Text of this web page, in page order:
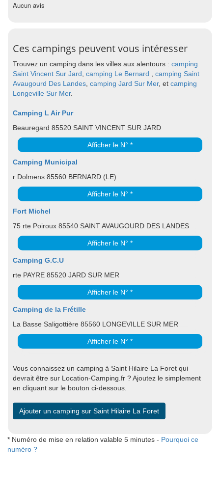
Aucun avis
Ces campings peuvent vous intéresser
Trouvez un camping dans les villes aux alentours : camping
Saint Vincent Sur Jard camping Le Bernard
camping Saint
Avaugourd Des Landes camping Jard Sur Mer, et camping
Longeville Sur Mer.
Camping L Air Pur
Beauregard 85520 SAINT VINCENT SUR JARD
Afficher le N° *
Camping Municipal
r Dolmens 85560 BERNARD (LE)
Afficher le N° *
Fort Michel
75 rte Poiroux 85540 SAINT AVAUGOURD DES LANDES
Afficher le N° *
Camping G.C.U
rte PAYRE 85520 JARD SUR MER
Afficher le N° *
Camping de la Frétille
La Basse Saligottière 85560 LONGEVILLE SUR MER
Afficher le N° *
Vous connaissez un camping à Saint Hilaire La Foret qui
devrait être sur Location-Camping.fr ? Ajoutez le simplement
en cliquant sur le bouton ci-dessous.
Ajouter un camping sur Saint Hilaire La Foret
* Numéro de mise en relation valable 5 minutes - Pourquoi ce
numéro ?